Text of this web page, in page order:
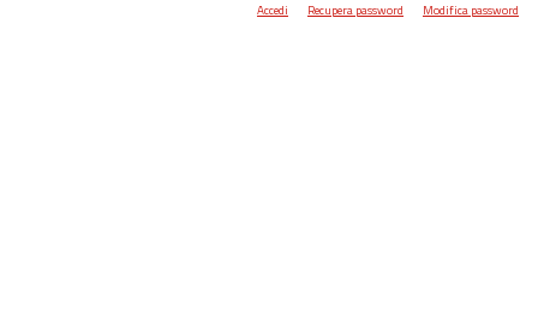
Accedi Recupera password Modifica password